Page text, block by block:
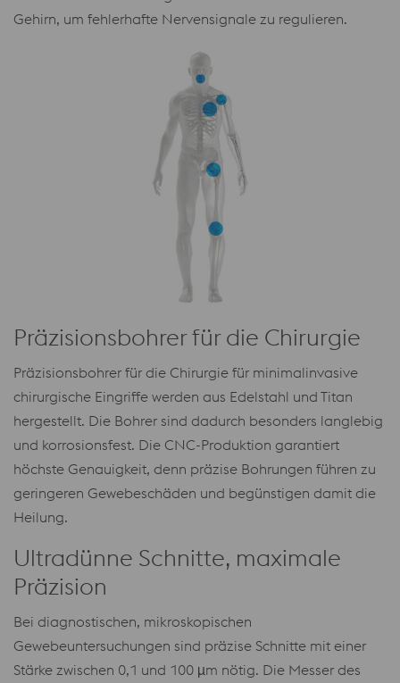
Gehirn, um fehlerhafte Nervensignale zu regulieren.
Präzisionsbohrer für die Chirurgie
Präzisionsbohrer für die Chirurgie für minimalinvasive
chirurgische Eingriffe werden aus Edelstahl und Titan
hergestellt. Die Bohrer sind dadurch besonders langlebig
und korrosionsfest. Die CNC-Produktion garantiert
höchste Genauigkeit, denn präzise Bohrungen führen zu
geringeren Gewebeschäden und begünstigen damit die
Heilung.
Ultradünne Schnitte, maximale
Präzision
Bei diagnostischen, mikroskopischen
Gewebeuntersuchungen sind präzise Schnitte mit einer
Stärke zwischen 0,1 und 100 µm nötig. Die Messer des